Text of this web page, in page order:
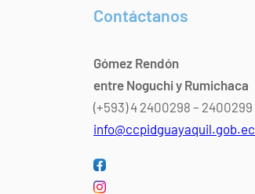
Contáctanos
Gómez Rendón
entre Noguchi y Rumichaca
(+593) 4 2400298 – 2400299
info@ccpidguayaquil.gob.ec